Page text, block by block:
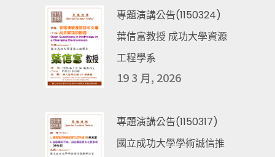
專題演講公告(1150324)
葉信富教授 成功大學資源
工程學系
19 3 月, 2026
專題演講公告(1150317)
國立成功大學學術誠信推